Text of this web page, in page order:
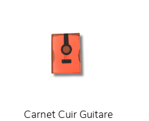
Carnet Cuir Guitare